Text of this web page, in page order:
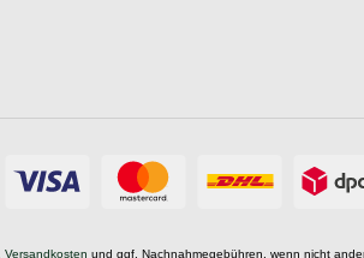
Versandkosten und ggf. Nachnahmegebühren, wenn nicht